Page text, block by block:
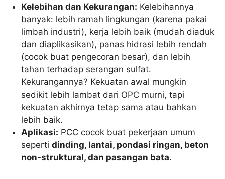
Kelebihan dan Kekurangan: Kelebihannya
banyak: lebih ramah lingkungan (karena pakai
limbah industri), kerja lebih baik (mudah diaduk
dan diaplikasikan), panas hidrasi lebih rendah
(cocok buat pengecoran besar), dan lebih
tahan terhadap serangan sulfat.
Kekurangannya? Kekuatan awal mungkin
sedikit lebih lambat dari OPC murni, tapi
kekuatan akhirnya tetap sama atau bahkan
lebih baik.
Aplikasi: PCC cocok buat pekerjaan umum
sepertidinding, lantai, pondasi ringan, beton
non-struktural, dan pasangan bata.